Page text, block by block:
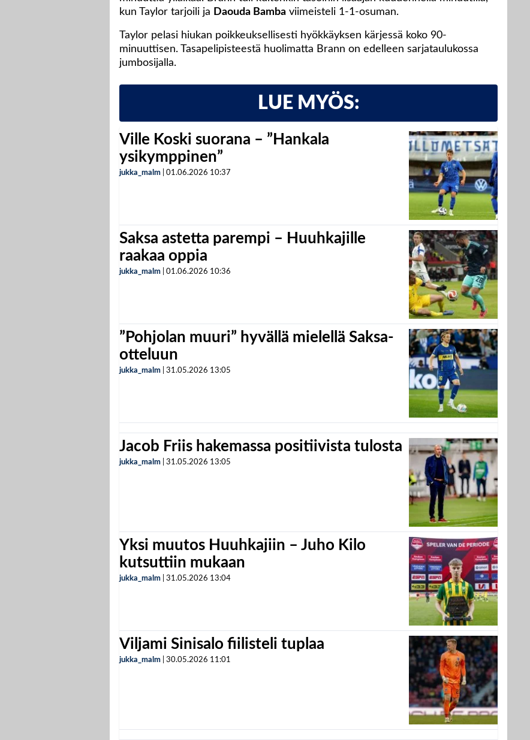
kun Taylor tarjoili ja Daouda Bamba viimeisteli 1-1-osuman.
Taylor pelasi hiukan poikkeuksellisesti hyökkäyksen kärjessä koko 90-
minuuttisen. Tasapelipisteestä huolimatta Brann on edelleen sarjataulukossa
jumbosijalla.
LUE MYÖS:
Ville Koski suorana – ”Hankala
ysikymppinen”
jukka_malm 01.06.2026 10:37
Saksa astetta parempi – Huuhkajille
raakaa oppia
jukka_malm 01.06.2026 10:36
”Pohjolan muuri” hyvällä mielellä Saksa-
otteluun
jukka_malm 31.05.2026 13:05
Jacob Friis hakemassa positiivista tulosta
jukka_malm 31.05.2026 13:05
Yksi muutos Huuhkajiin – Juho Kilo
kutsuttiin mukaan
jukka_malm 31.05.2026 13:04
Viljami Sinisalo fiilisteli tuplaa
jukka_malm 30.05.2026 11:01